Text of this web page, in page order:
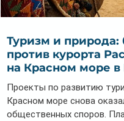
Туризм и
против курорта
на Красном море в
Проекты по развитию
Красном море снова
общественных споров.